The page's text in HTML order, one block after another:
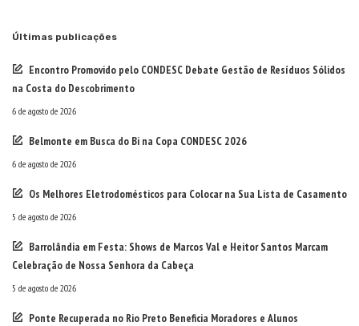
Últimas publicações
Encontro Promovido pelo CONDESC Debate Gestão de Resíduos Sólidos
na Costa do Descobrimento
6 de agosto de 2026
Belmonte em Busca do Bi na Copa CONDESC 2026
6 de agosto de 2026
Os Melhores Eletrodomésticos para Colocar na Sua Lista de Casamento
5 de agosto de 2026
Barrolândia em Festa: Shows de Marcos Val e Heitor Santos Marcam
Celebração de Nossa Senhora da Cabeça
5 de agosto de 2026
Ponte Recuperada no Rio Preto Beneficia Moradores e Alunos